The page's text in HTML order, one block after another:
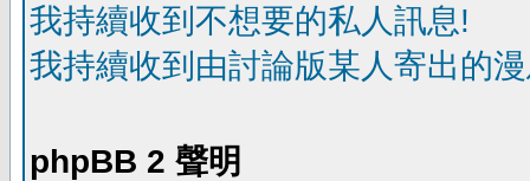
我持續收到不想要的私人訊息!
我持續收到由討論版某人寄出的
phpBB 2 聲明